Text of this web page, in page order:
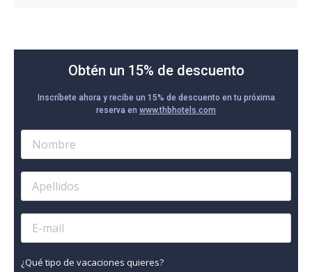
Obtén un 15% de descuento
Inscríbete ahora y recibe un 15% de descuento en tu próxima
reserva en www.thbhotels.com
¿Qué tipo de vacaciones quieres?